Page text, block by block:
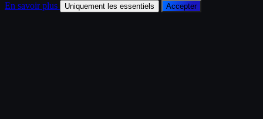
En savoir plus Uniquement les essentiels Accepter